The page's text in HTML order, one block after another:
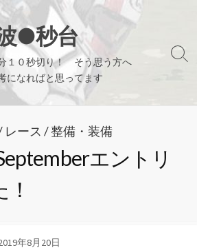
●秒台
１０秒切り！ そう思う方へ
になればと思ってます
検
り
レース /整備・装備
エントリ
年8月20日